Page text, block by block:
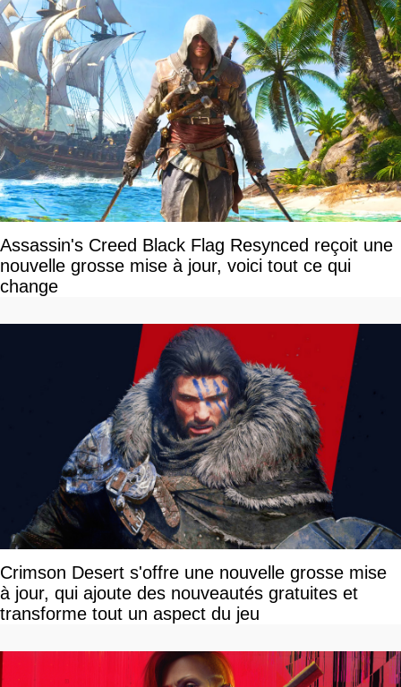
Assassin's Creed Black Flag Resynced reçoit une
nouvelle grosse mise à jour, voici tout ce qui
change
Crimson Desert s'offre une nouvelle grosse mise
à jour, qui ajoute des nouveautés gratuites et
transforme tout un aspect du jeu